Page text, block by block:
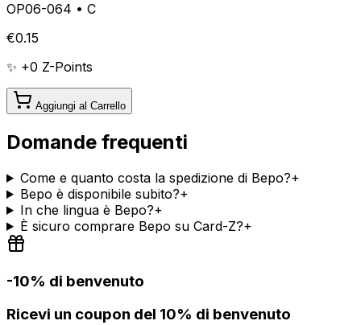
OP06-064 • C
€0.15
✨ +0 Z-Points
Aggiungi al Carrello
Domande frequenti
Come e quanto costa la spedizione di Bepo?+
Bepo è disponibile subito?+
In che lingua è Bepo?+
È sicuro comprare Bepo su Card-Z?+
-10% di benvenuto
Ricevi un coupon del 10% di benvenuto